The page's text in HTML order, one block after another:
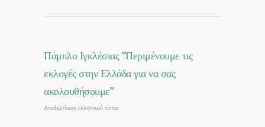
Πάμπλο Ιγκλέσιας “Περιμένουμε τις
εκλογές στην Ελλάδα για να σας
ακολουθήσουμε”
Αποδελτίωση ελληνικού τύπου